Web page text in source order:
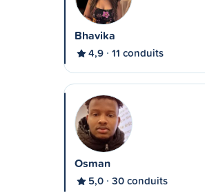
Bhavika
4,9 11 conduits
Osman
5,0 30 conduits